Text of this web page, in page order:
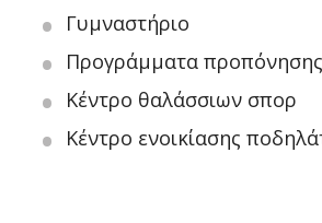
Γυμναστήριο
Προγράμματα
Κέντρο θαλάσσιων σπορ
Κέντρο ενοικίασης